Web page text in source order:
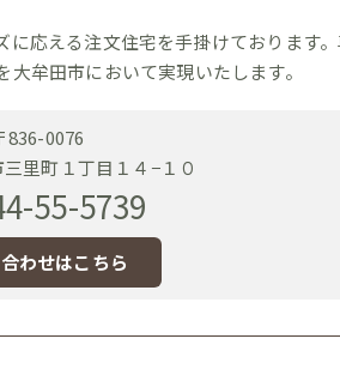
応える注文住宅を手掛けております
牟田市において実現いたします。
836-0076
里町１丁目１４−１０
55-5739
わせはこちら